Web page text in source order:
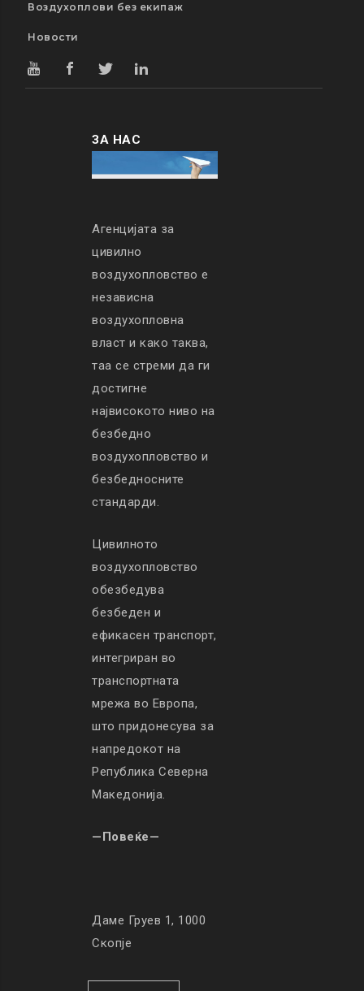
Воздухоплови без екипаж
Новости
ЗА НАС
Агенцијата за
цивилно
воздухопловство е
независна
воздухопловна
власт и како таква,
таа се стреми да ги
достигне
највисокото ниво на
безбедно
воздухопловство и
безбедносните
стандарди.
Цивилното
воздухопловство
обезбедува
безбеден и
ефикасен транспорт,
интегриран во
транспортната
мрежа во Европа,
што придонесува за
напредокот на
Република Северна
Македонија.
—Повеќе—
Даме Груев 1, 1000
Скопје